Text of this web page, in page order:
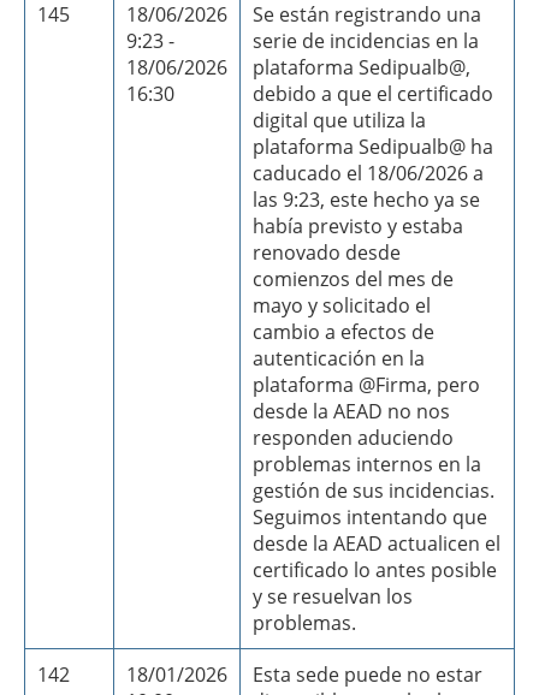
145
18/06/2026
9:23 -
18/06/2026
16:30
Se están registrando una
serie de incidencias en la
plataforma Sedipualb@,
debido a que el certificado
digital que utiliza la
plataforma Sedipualb@ ha
caducado el 18/06/2026 a
las 9:23, este hecho ya se
había previsto y estaba
renovado desde
comienzos del mes de
mayo y solicitado el
cambio a efectos de
autenticación en la
plataforma @Firma, pero
desde la AEAD no nos
responden aduciendo
problemas internos en la
gestión de sus incidencias.
Seguimos intentando que
desde la AEAD actualicen el
certificado lo antes posible
y se resuelvan los
problemas.
142
18/01/2026
Esta sede puede no estar